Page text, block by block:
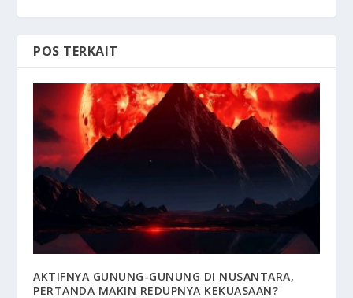
POS TERKAIT
AKTIFNYA GUNUNG-GUNUNG DI NUSANTARA,
PERTANDA MAKIN REDUPNYA KEKUASAAN?